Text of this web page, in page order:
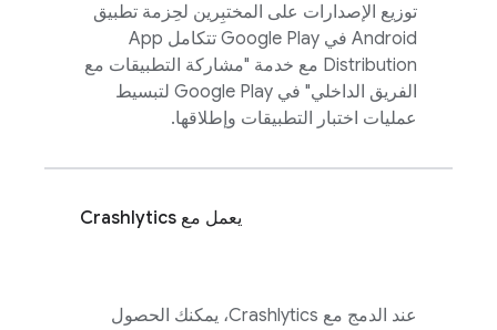
توزيع الإصدارات على المختبِرين لحِزمة تطبيق
Android في Google Play تتكامل
App
Distribution مع خدمة "مشاركة التطبيقات مع
الفريق الداخلي" في Google Play لتبسيط
عمليات اختبار التطبيقات وإطلاقها.
يعمل مع Crashlytics
عند الدمج مع Crashlytics، يمكنك الحصول